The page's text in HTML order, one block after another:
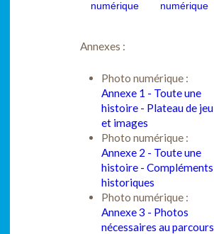
numérique numérique
Annexes :
Photo numérique :
Annexe 1 - Toute une
histoire - Plateau de jeu
et images
Photo numérique :
Annexe 2 - Toute une
histoire - Compléments
historiques
Photo numérique :
Annexe 3 - Photos
nécessaires au parcours